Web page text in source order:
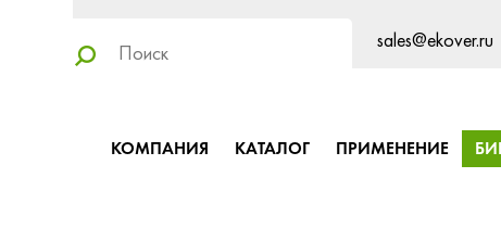
sales@ekover.ru
КОМПАНИЯ КАТАЛОГ ПРИМЕНЕНИЕ